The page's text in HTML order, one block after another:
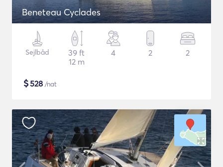
Beneteau Cyclades
Sejlbåd
39 ft
12 m
4 2 2
$528 /nat